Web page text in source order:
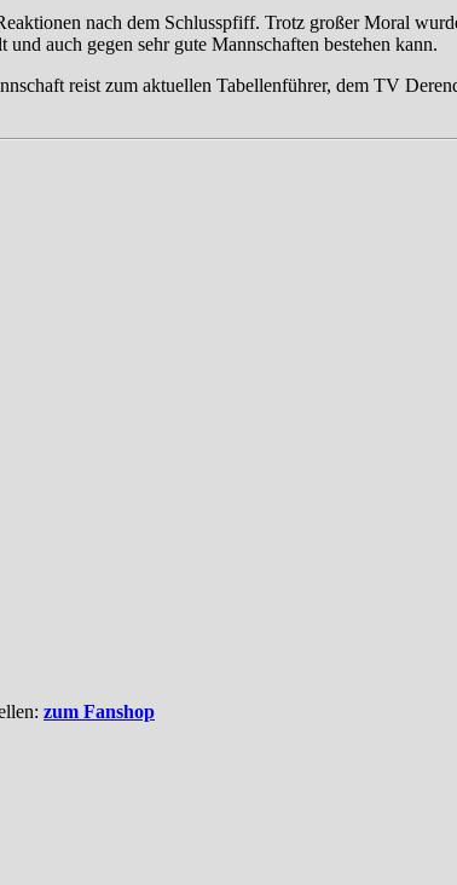
nach dem Schlusspfiff. Trotz großer Moral
auch gegen sehr gute Mannschaften bestehen kann.
reist zum aktuellen Tabellenführer, dem TV
zum Fanshop